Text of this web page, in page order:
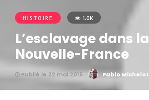
HISTOIRE 1.0K
L’esclavage dans la
Nouvelle-France
Publié le 22 mai 2015 Pablo Michelot